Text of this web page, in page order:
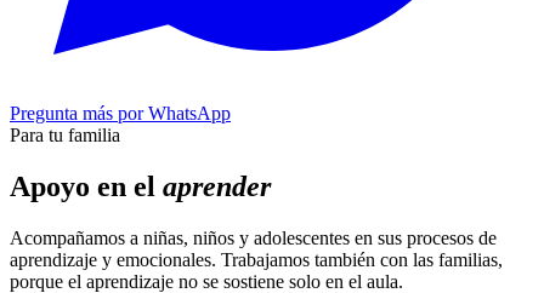
Pregunta más por WhatsApp
Para tu familia
Apoyo en el aprender
Acompañamos a niñas, niños y adolescentes en sus procesos de
aprendizaje y emocionales. Trabajamos también con las familias,
porque el aprendizaje no se sostiene solo en el aula.